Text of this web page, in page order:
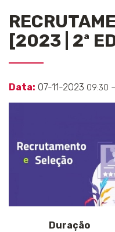
[2023 | 2ª
Data: 07-11-2023 09:30
Duração